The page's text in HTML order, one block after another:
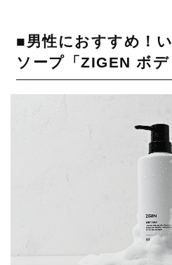
■男性におすすめ！
ソープ「ZIGEN ボデ